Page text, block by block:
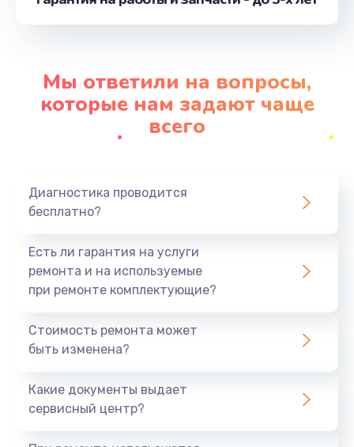
от 3900 руб.
от 1490 руб.
Заказать
от 990 руб.
Заказать
Замена экрана
Мы ответили на вопросы,
которые нам задают чаще
всего
Диагностика проводится
бесплатно?
Есть ли гарантия на услуги
ремонта и на используемые
при ремонте комплектующие?
Стоимость ремонта может
быть изменена?
Какие документы выдает
сервисный центр?